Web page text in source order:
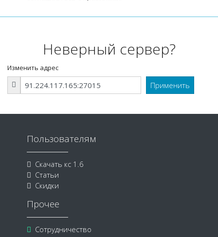
Неверный сервер?
Изменить адрес
Пользователям
Скачать кс 1.6
Статьи
Скидки
Прочее
Сотрудничество